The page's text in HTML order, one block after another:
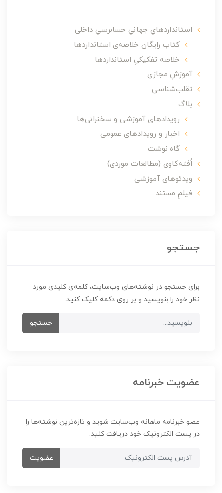
استانداردهایِ جهانیِ حسابرسیِ داخلی
کتاب رایگان خلاصه‌ی استانداردها
خلاصه تفکیکیِ استانداردها
آموزشِ مجازی
تقلب‌شناسی
بلاگ
رویدادهای آموزشی و سخنرانی‌ها
اخبار و رویدادهای عمومی
گاه نوشت
اُفته‌کاوی (مطالعات موردی)
ویدئوهای آموزشی
فیلمِ مستند
جستجو
برای جستجو در نوشته‌های وب‌سایت، کلمه‌ی کلیدی مورد
نظر خود را بنویسید و بر روی دکمه کلیک کنید.
جستجو
عضویت خبرنامه
عضو خبرنامه ماهانه وب‌سایت شوید و تازه‌ترین نوشته‌ها را
در پست الکترونیک خود دریافت کنید.
عضویت